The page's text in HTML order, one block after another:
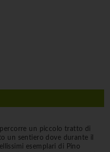
un piccolo tratto di
un sentiero dove durante il
esemplari di Pino